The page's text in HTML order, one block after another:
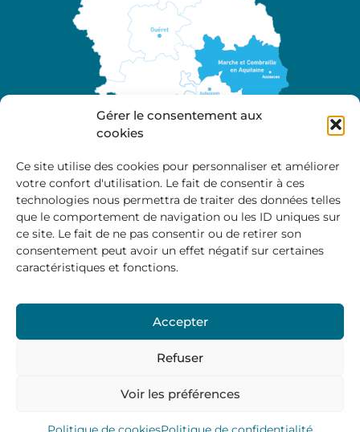
Gérer le consentement aux
cookies
Ce site utilise des cookies pour personnaliser et améliorer
votre confort d'utilisation. Le fait de consentir à ces
technologies nous permettra de traiter des données telles
que le comportement de navigation ou les ID uniques sur
ce site. Le fait de ne pas consentir ou de retirer son
consentement peut avoir un effet négatif sur certaines
caractéristiques et fonctions.
Accepter
Refuser
Voir les préférences
A propos
Site officiel de la Communauté de Communes
Marche et Combraille en Aquitaine
Horaires d’ouverture :
9:00 – 12:00 / 14:00 – 17:00
Vendredi: 9:00 – 12:00
Mentions Légales–Politique des cookies
Marche et Combraille